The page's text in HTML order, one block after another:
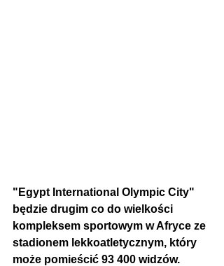
"Egypt International Olympic City"
będzie drugim co do wielkości
kompleksem sportowym w Afryce ze
stadionem lekkoatletycznym, który
może pomieścić 93 400 widzów.